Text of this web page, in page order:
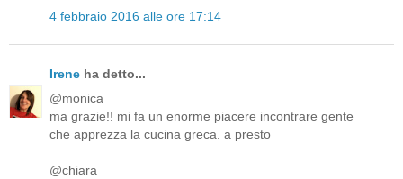
4 febbraio 2016 alle ore 17:14
Irene ha detto...
@monica
ma grazie!! mi fa un enorme piacere incontrare gente
che apprezza la cucina greca. a presto
@chiara